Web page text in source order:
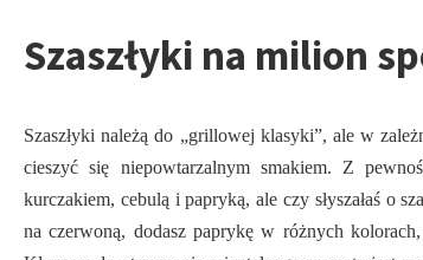
Szaszłyki na milion
Szaszłyki należą do „grillowej klasyki”, ale w
cieszyć się niepowtarzalnym smakiem. Z
kurczakiem, cebulą i papryką, ale czy słyszałaś o
na czerwoną, dodasz paprykę w różnych